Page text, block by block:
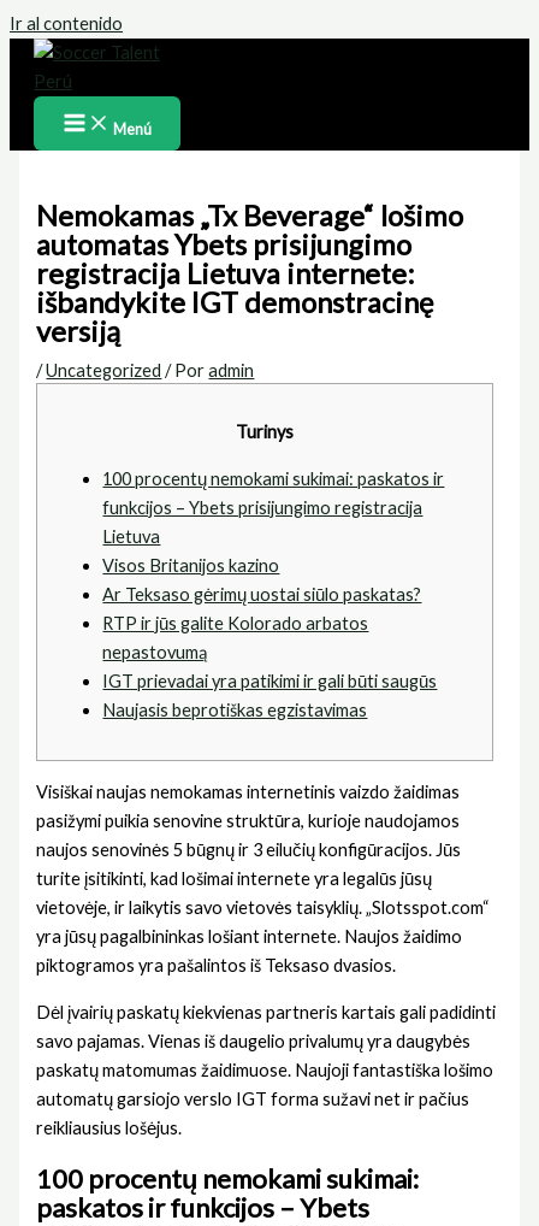
Ir al contenido
Menú
Nemokamas „Tx Beverage“ lošimo
automatas Ybets prisijungimo
registracija Lietuva internete:
išbandykite IGT demonstracinę
versiją
/Uncategorized / Poradmin
Turinys
100 procentų nemokami sukimai: paskatos ir
funkcijos – Ybets prisijungimo registracija
Lietuva
Visos Britanijos kazino
Ar Teksaso gėrimų uostai siūlo paskatas?
RTP ir jūs galite Kolorado arbatos
nepastovumą
IGT prievadai yra patikimi ir gali būti saugūs
Naujasis beprotiškas egzistavimas
Visiškai naujas nemokamas internetinis vaizdo žaidimas
pasižymi puikia senovine struktūra, kurioje naudojamos
naujos senovinės 5 būgnų ir 3 eilučių konfigūracijos. Jūs
turite įsitikinti, kad lošimai internete yra legalūs jūsų
vietovėje, ir laikytis savo vietovės taisyklių. „Slotsspot.com“
yra jūsų pagalbininkas lošiant internete. Naujos žaidimo
piktogramos yra pašalintos iš Teksaso dvasios.
Dėl įvairių paskatų kiekvienas partneris kartais gali padidinti
savo pajamas.Vienas iš daugelio privalumų yra daugybės
paskatų matomumas žaidimuose. Naujoji fantastiška lošimo
automatų garsiojo verslo IGT forma sužavi net ir pačius
reikliausius lošėjus.
100 procentų nemokami sukimai:
paskatos ir funkcijos – Ybets